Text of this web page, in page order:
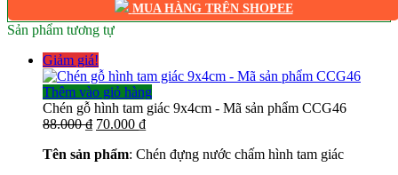
MUA HÀNG TRÊN SHOPEE
Sản phẩm tương tự
Giảm giá!
Thêm vào giỏ hàng
Chén gỗ hình tam giác 9x4cm - Mã sản phẩm CCG46
88.000₫ Giá
là:
70.000 ₫Giá
tại
Tên sản phẩm: Chén đựng nước chấm hình tam giác